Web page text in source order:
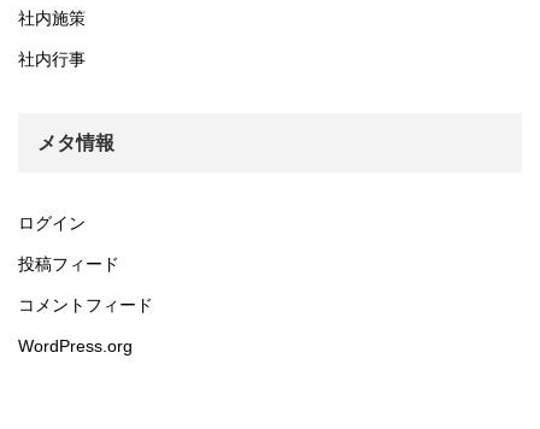
社内施策
社内行事
メタ情報
ログイン
投稿フィード
コメントフィード
WordPress.org